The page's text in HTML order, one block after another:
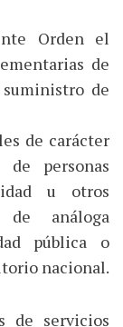
Orden el
de
de
de carácter
de personas
u otros
análoga
pública o
nacional.
de servicios